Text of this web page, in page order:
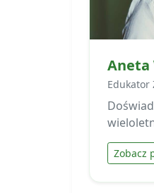
Aneta
Edukator
Zobacz